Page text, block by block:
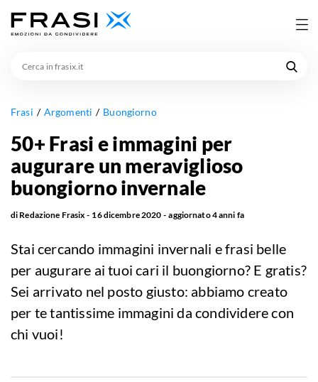
Frasi Argomenti Buongiorno
50+ Frasi e immagini per
augurare un meraviglioso
buongiorno invernale
di Redazione Frasix 16 dicembre 2020 aggiornato4 anni fa
Stai cercando immagini invernali e frasi belle
per augurare ai tuoi cari il buongiorno? E gratis?
Sei arrivato nel posto giusto: abbiamo creato
per te tantissime immagini da condividere con
chi vuoi!